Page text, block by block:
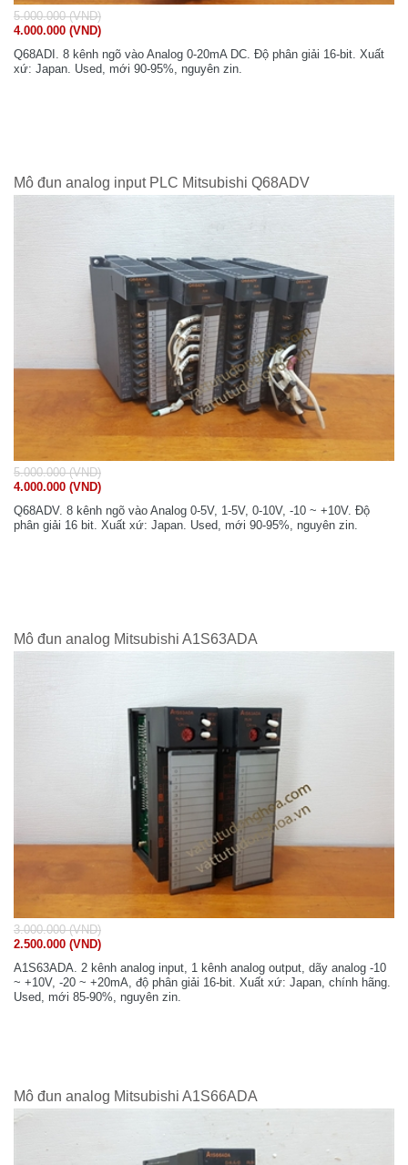
5.000.000 (VND)
4.000.000 (VND)
Q68ADI. 8 kênh ngõ vào Analog 0-20mA DC. Độ phân giải 16-bit. Xuất
xứ: Japan. Used, mới 90-95%, nguyên zin.
Mô đun analog input PLC Mitsubishi Q68ADV
5.000.000 (VND)
4.000.000 (VND)
Q68ADV. 8 kênh ngõ vào Analog 0-5V, 1-5V, 0-10V, -10 ~ +10V. Độ
phân giải 16 bit. Xuất xứ: Japan. Used, mới 90-95%, nguyên zin.
Mô đun analog Mitsubishi A1S63ADA
3.000.000 (VND)
2.500.000 (VND)
A1S63ADA. 2 kênh analog input, 1 kênh analog output, dãy analog -10
~ +10V, -20 ~ +20mA, độ phân giải 16-bit. Xuất xứ: Japan, chính hãng.
Used, mới 85-90%, nguyên zin.
Mô đun analog Mitsubishi A1S66ADA